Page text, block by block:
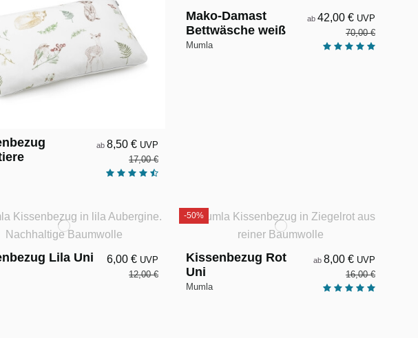
ab 8,50 € UVP
17,00 €
Mako-Damast
Bettwäsche weiß
Mumla
ab 42,00 € UVP
70,00 €
Lila Uni 6,00 € UVP
12,00 €
-50%
Kissenbezug Rot
Uni
Mumla
ab 8,00 € UVP
16,00 €